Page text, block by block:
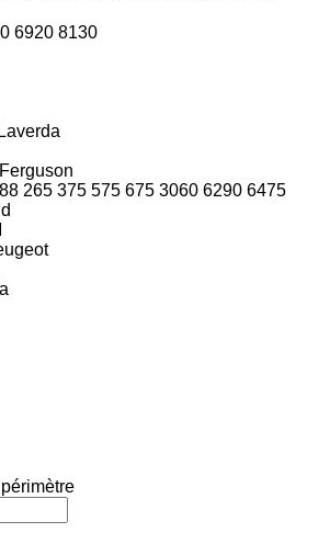
6920 8130
Laverda
265 375 575 675 3060 6290 6475